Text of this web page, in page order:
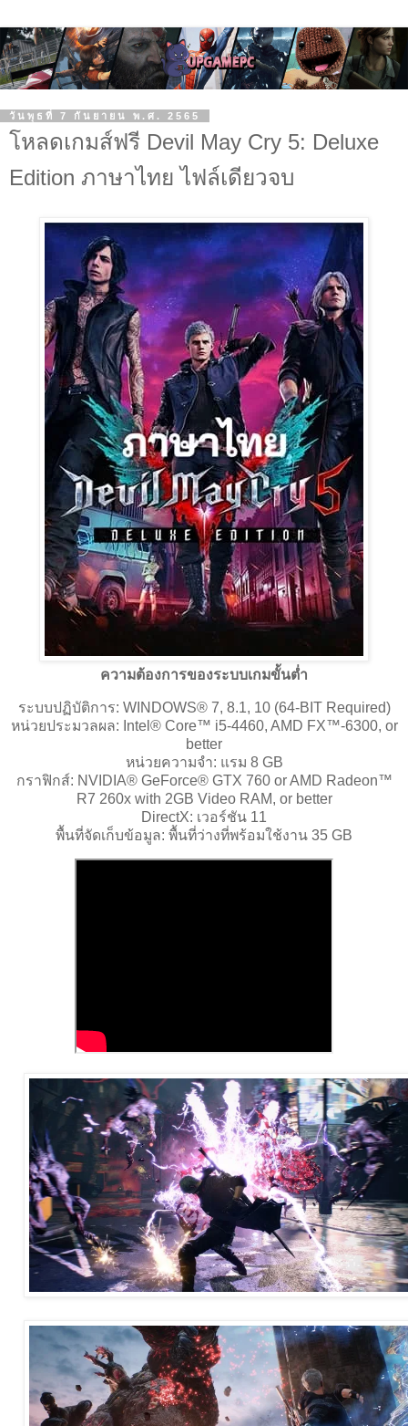
วันพุธที่ 7 กันยายน พ.ศ. 2565
โหลดเกมส์ฟรี Devil May Cry 5: Deluxe
Edition ภาษาไทย ไฟล์เดียวจบ
ความต้องการของระบบเกมขั้นต่ำ
ระบบปฏิบัติการ: WINDOWS® 7, 8.1, 10 (64-BIT Required)
หน่วยประมวลผล: Intel® Core™ i5-4460, AMD FX™-6300, or
better
หน่วยความจำ: แรม 8 GB
กราฟิกส์: NVIDIA® GeForce® GTX 760 or AMD Radeon™
R7 260x with 2GB Video RAM, or better
DirectX: เวอร์ชัน 11
พื้นที่จัดเก็บข้อมูล: พื้นที่ว่างที่พร้อมใช้งาน 35 GB